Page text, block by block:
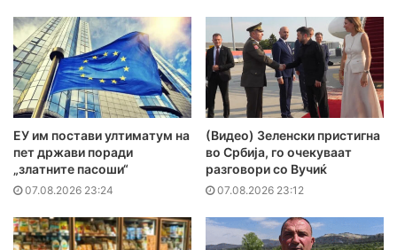
ЕУ им постави ултиматум на
пет држави поради
„златните пасоши“
07.08.2026 23:24
(Видео) Зеленски пристигна
во Србија, го очекуваат
разговори со Вучиќ
07.08.2026 23:12